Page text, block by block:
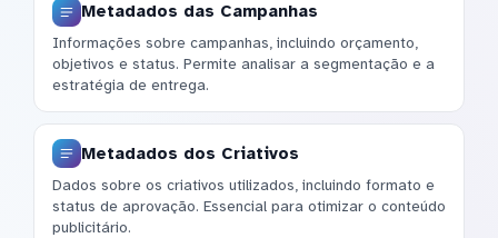
Metadados das Campanhas
Informações sobre campanhas, incluindo orçamento,
objetivos e status. Permite analisar a segmentação e a
estratégia de entrega.
Metadados dos Criativos
Dados sobre os criativos utilizados, incluindo formato e
status de aprovação. Essencial para otimizar o conteúdo
publicitário.